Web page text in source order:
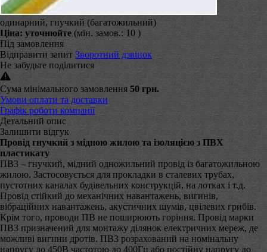
одинарний, гнучкий (багатожильний)
Ціна: уточнюйте (мін. замов.: 10 )
Під замовлення
Відправити запит Зворотний дзвінок
Не забудьте поділитися
Сума мінімального замовлення 50 грн.
Умови оплати та доставки
Графік роботи компанії
Детальний опис
Залишити відгук
Провід гнучкий з мідною жилою та ізоляцією з ПВХ
пластикату
ПВ3 – гнучкий, мідний одножильний провід із багатожильною
жилою. Застосовується для прокладки в сталевих трубах,
пустотних каналах будівельних конструкцій, на лотках і т.д.
Провід стійкий до механічних навантажень, вигинів,
вібраційних навантажень, акустичних шумів, цвілевих грибів.
Крім того, проводи ПВ не поширюють горіння. Провід марки
ПВ3 призначений для монтажу ділянок електричних мереж, де
можливі вигини дротів. ПВ3 розрахований на номінальну
напругу до 450В частотою до 400Гц або постійну напругу до